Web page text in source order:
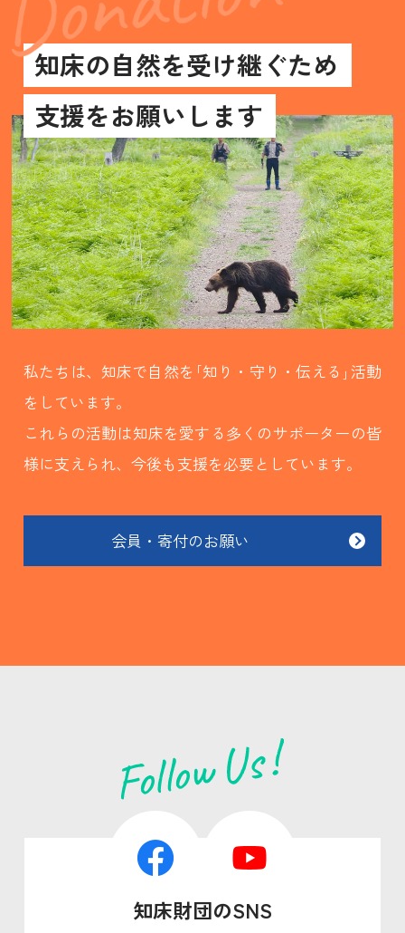
知床の自然を受け継ぐため
支援をお願いします
私たちは、知床で自然を｢知り・守り・伝える｣活動
をしています。
これらの活動は知床を愛する多くのサポーターの皆
様に支えられ、今後も支援を必要としています。
会員・寄付のお願い
知床財団のSNS